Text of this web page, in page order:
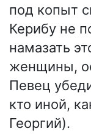
под копыт
Керибу не
намазать
женщины,
Певец
кто иной,
Георгий).